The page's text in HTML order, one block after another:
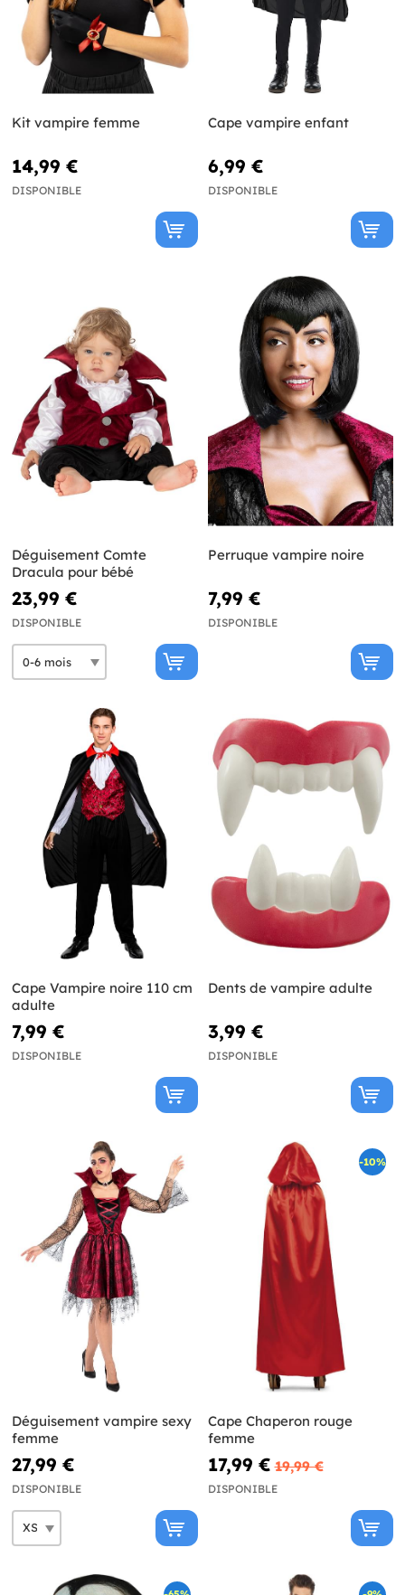
Kit vampire femme
14,99 €
DISPONIBLE
Cape vampire enfant
6,99 €
DISPONIBLE
Déguisement Comte
Dracula pour bébé
23,99 €
DISPONIBLE
Perruque vampire noire
7,99 €
DISPONIBLE
Cape Vampire noire 110 cm
adulte
7,99 €
DISPONIBLE
Dents de vampire adulte
3,99 €
DISPONIBLE
Déguisement vampire sexy
femme
27,99 €
DISPONIBLE
-10%
Cape Chaperon rouge
femme
17,99 € 19,99 €
DISPONIBLE